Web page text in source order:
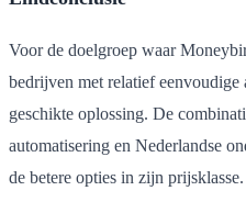
Voor de doelgroep waar
bedrijven met relatief eenvoudige
geschikte oplossing. De
automatisering en Nederlandse
de betere opties in zijn prijsklasse.